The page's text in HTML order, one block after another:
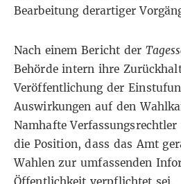
Bearbeitung derartiger
Nach einem Bericht der
Behörde intern ihre
Veröffentlichung der
Auswirkungen auf den
Namhafte
die Position, dass das Amt
Wahlen zur umfassenden